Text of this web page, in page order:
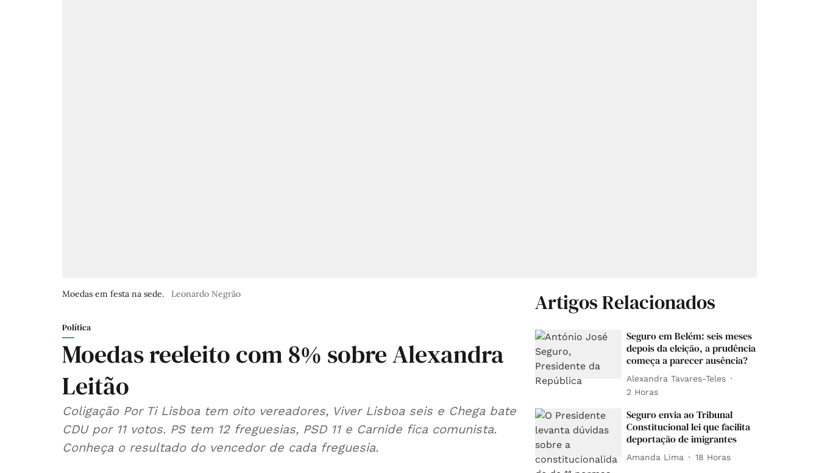
Moedas em festa na sede. Leonardo Negrão
Política
Moedas reeleito com 8% sobre Alexandra
Leitão
Coligação Por Ti Lisboa tem oito vereadores, Viver Lisboa seis e Chega bate
CDU por 11 votos. PS tem 12 freguesias, PSD 11 e Carnide fica comunista.
Conheça o resultado do vencedor de cada freguesia.
Artigos Relacionados
Seguro em Belém: seis meses
depois da eleição, a prudência
começa a parecer ausência?
Alexandra Tavares-Teles
2 Horas
Seguro envia ao Tribunal
Constitucional lei que facilita
deportação de imigrantes
Amanda Lima 18 Horas